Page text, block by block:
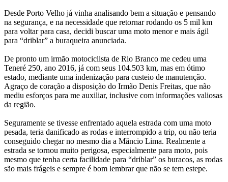
Desde Porto Velho já vinha analisando bem a situação e pensando
na segurança, e na necessidade que retornar rodando os 5 mil km
para voltar para casa, decidi buscar uma moto menor e mais ágil
para “driblar” a buraqueira anunciada.
De pronto um irmão motociclista de Rio Branco me cedeu uma
Teneré 250, ano 2016, já com seus 104.503 km, mas em ótimo
estado, mediante uma indenização para custeio de manutenção.
Agraço de coração a disposição do Irmão Denis Freitas, que não
mediu esforços para me auxiliar, inclusive com informações valiosas
da região.
Seguramente se tivesse enfrentado aquela estrada com uma moto
pesada, teria danificado as rodas e interrompido a trip, ou não teria
conseguido chegar no mesmo dia a Mâncio Lima. Realmente a
estrada se tornou muito perigosa, especialmente para moto, pois
mesmo que tenha certa facilidade para “driblar” os buracos, as rodas
são mais frágeis e sempre é bom lembrar que não se tem estepe.